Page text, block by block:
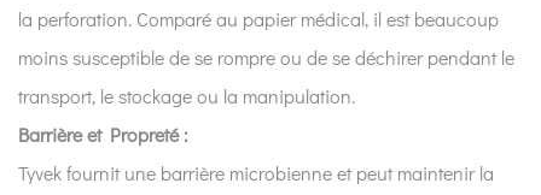
un
avantage
vertu
des
réglementations
la perforation. Comparé au papier médical, il est beaucoup
moins susceptible de se rompre ou de se déchirer pendant le
transport, le stockage ou la manipulation.
Barrière et Propreté :
Tyvek fournit une barrière microbienne et peut maintenir la